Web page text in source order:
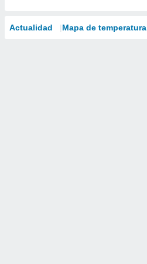
Actualidad Mapa de temperatura